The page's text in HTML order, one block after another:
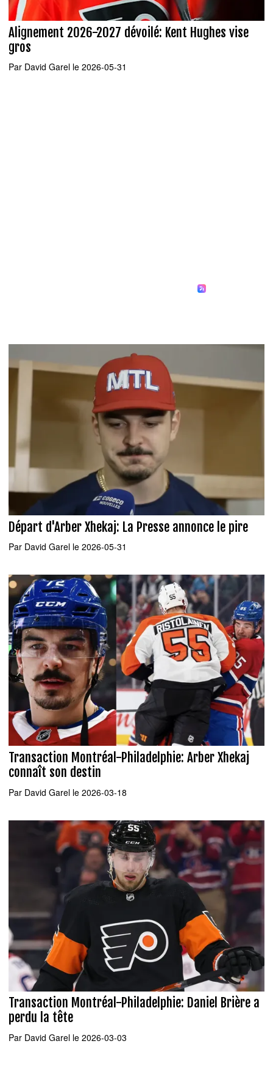
Alignement 2026-2027 dévoilé: Kent Hughes vise
gros
Par David Garel le 2026-05-31
Départ d'Arber Xhekaj: La Presse annonce le pire
Par David Garel le 2026-05-31
Transaction Montréal-Philadelphie: Arber Xhekaj
connaît son destin
Par David Garel le 2026-03-18
Transaction Montréal-Philadelphie: Daniel Brière a
perdu la tête
Par David Garel le 2026-03-03